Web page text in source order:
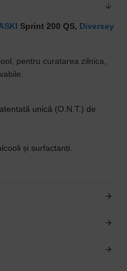
Sprint 200 QS, Diversey
pentru curatarea zilnica,
unică (O.N.T.) de
și surfactanți.